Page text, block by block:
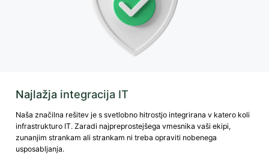
Najlažja integracija IT
Naša značilna rešitev je s svetlobno hitrostjo integrirana v katero koli
infrastrukturo IT. Zaradi najpreprostejšega vmesnika vaši ekipi,
zunanjim strankam ali strankam ni treba opraviti nobenega
usposabljanja.